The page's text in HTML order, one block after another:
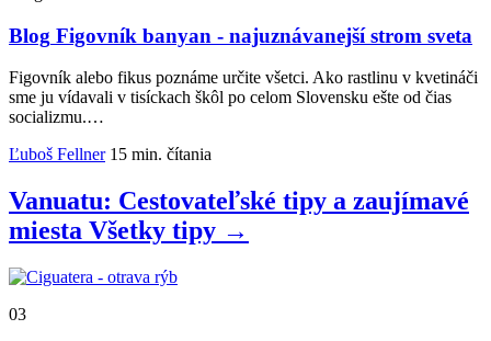
Blog Figovník banyan - najuznávanejší strom sveta
Figovník alebo fikus poznáme určite všetci. Ako rastlinu v kvetináči
sme ju vídavali v tisíckach škôl po celom Slovensku ešte od čias
socializmu.…
Ľuboš Fellner 15 min. čítania
Vanuatu: Cestovateľské tipy a zaujímavé
miesta Všetky tipy →
03